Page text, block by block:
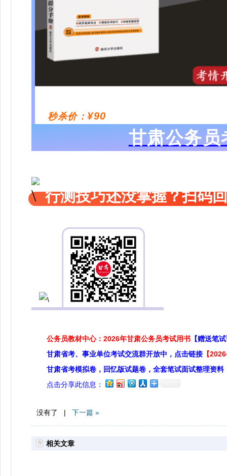
秒杀价： ¥90
甘肃公务员
行测技巧还没掌握？扫码
公务员教材中心：2026年甘肃公务员考试用书 【赠送笔
甘肃省考、事业单位考试交流群开放中，点击链接 【
甘肃省考模拟卷，回忆版试题卷，全套笔试面试整理资料
点击分享此信息：
没有了 | 下一篇 »
相关文章